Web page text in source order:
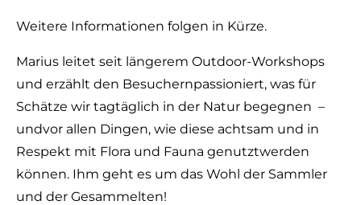
Weitere Informationen folgen in Kürze.
Marius leitet seit längerem Outdoor-Workshops
und erzählt den Besuchernpassioniert, was für
Schätze wir tagtäglich in der Natur begegnen –
undvor allen Dingen, wie diese achtsam und in
Respekt mit Flora und Fauna genutztwerden
können. Ihm geht es um das Wohl der Sammler
und der Gesammelten!